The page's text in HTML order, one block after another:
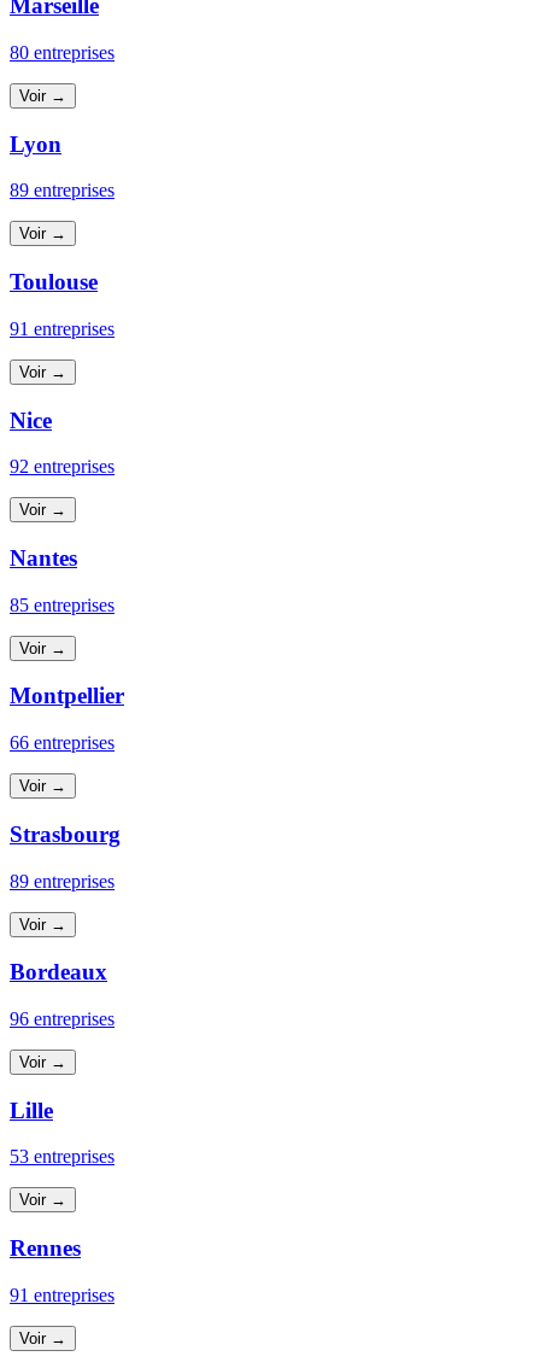
Marseille
80 entreprises
Voir →
Lyon
89 entreprises
Voir →
Toulouse
91 entreprises
Voir →
Nice
92 entreprises
Voir →
Nantes
85 entreprises
Voir →
Montpellier
66 entreprises
Voir →
Strasbourg
89 entreprises
Voir →
Bordeaux
96 entreprises
Voir →
Lille
53 entreprises
Voir →
Rennes
91 entreprises
Voir →